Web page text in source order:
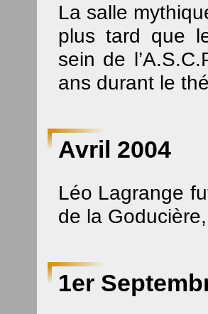
La salle
plus tard que
sein de
ans durant le
Avril 2004
Léo Lagrange
de la
1er